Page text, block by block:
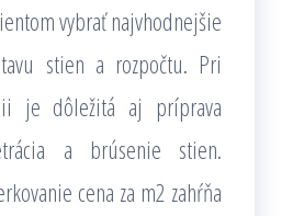
vybrať najvhodnejšie
stien a rozpočtu. Pri
je dôležitá aj príprava
a brúsenie stien.
cena za m2 zahŕňa